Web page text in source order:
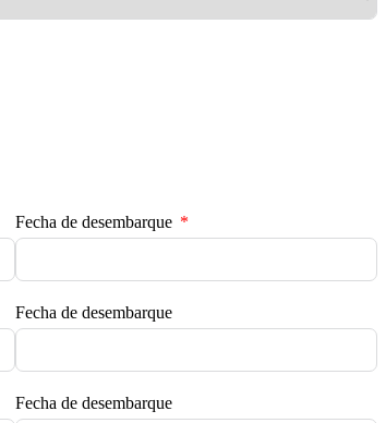
Fecha de desembarque
Fecha de desembarque
Fecha de desembarque